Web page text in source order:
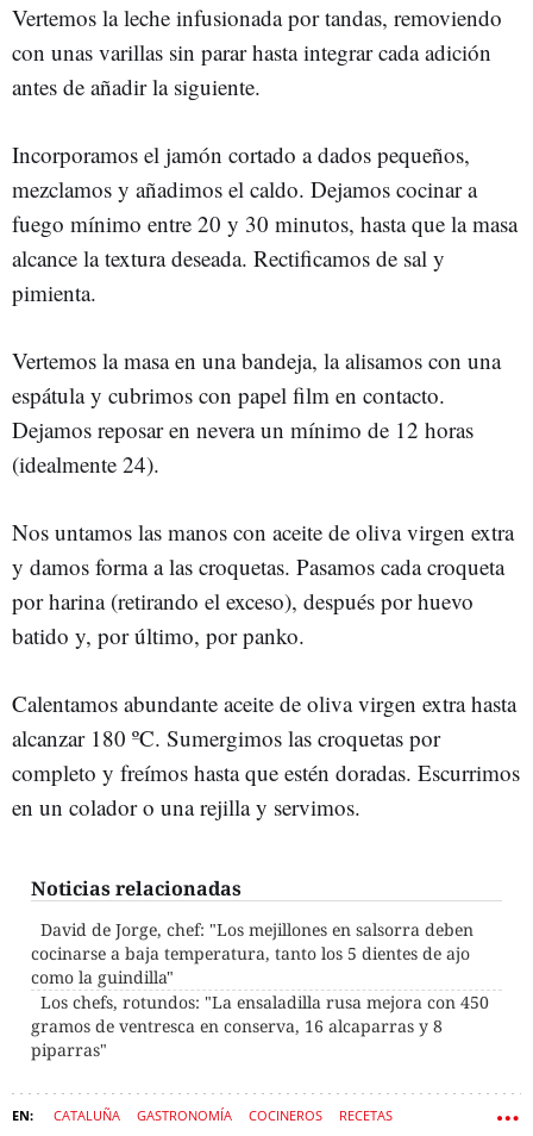
Vertemos la leche infusionada por tandas, removiendo
con unas varillas sin parar hasta integrar cada adición
antes de añadir la siguiente.
Incorporamos el jamón cortado a dados pequeños,
mezclamos y añadimos el caldo. Dejamos cocinar a
fuego mínimo entre 20 y 30 minutos, hasta que la masa
alcance la textura deseada. Rectificamos de sal y
pimienta.
Vertemos la masa en una bandeja, la alisamos con una
espátula y cubrimos con papel film en contacto.
Dejamos reposar en nevera un mínimo de 12 horas
(idealmente 24).
Nos untamos las manos con aceite de oliva virgen extra
y damos forma a las croquetas. Pasamos cada croqueta
por harina (retirando el exceso), después por huevo
batido y, por último, por panko.
Calentamos abundante aceite de oliva virgen extra hasta
alcanzar 180 ºC. Sumergimos las croquetas por
completo y freímos hasta que estén doradas. Escurrimos
en un colador o una rejilla y servimos.
Noticias relacionadas
David de Jorge, chef: "Los mejillones en salsorra deben
cocinarse a baja temperatura, tanto los 5 dientes de ajo
como la guindilla"
Los chefs, rotundos: "La ensaladilla rusa mejora con 450
gramos de ventresca en conserva, 16 alcaparras y 8
piparras"
CATALUÑA GASTRONOMÍA COCINEROS RECETAS